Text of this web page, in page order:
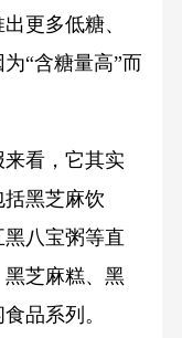
更多低糖、
“含糖量高”而
看，它其实
黑芝麻饮
八宝粥等直
芝麻糕、黑
品系列。